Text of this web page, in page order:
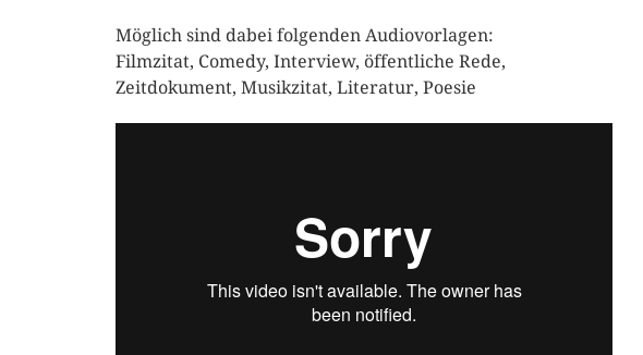
Möglich sind dabei folgenden Audiovorlagen:
Filmzitat, Comedy, Interview, öffentliche Rede,
Zeitdokument, Musikzitat, Literatur, Poesie